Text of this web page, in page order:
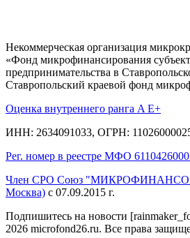
Некоммерческая организация
«Фонд микрофинансирования
предпринимательства в
Ставропольский краевой фонд
Оценка внутреннего ранга A E+
ИНН: 2634091033, ОГРН:
Рег. номер в реестре МФО
Член СРО Союз
Москва) с 07.09.2015 г.
Подпишитесь на новости
2026 microfond26.ru. Все права